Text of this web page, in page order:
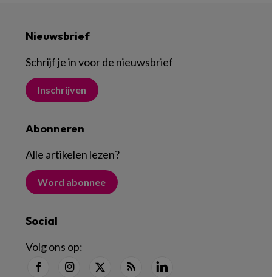
Nieuwsbrief
Schrijf je in voor de nieuwsbrief
Inschrijven
Abonneren
Alle artikelen lezen?
Word abonnee
Social
Volg ons op: